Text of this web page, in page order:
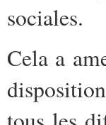
sociales.
Cela a